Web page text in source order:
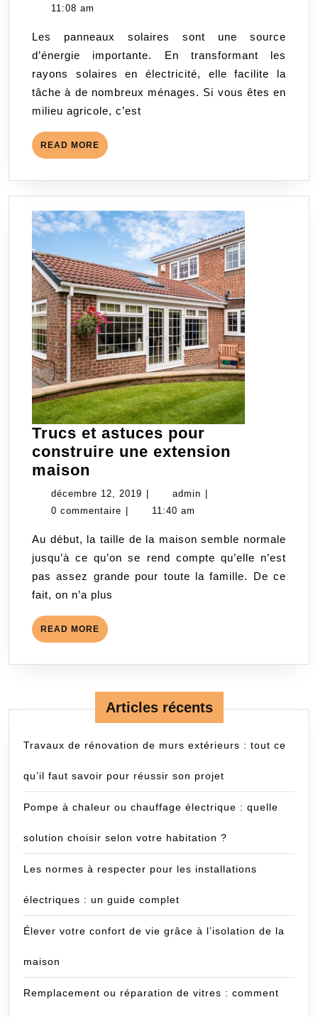
des
panneaux
solaires
en
milieu
agricole
11:08 am
Les panneaux solaires sont une source
d’énergie importante. En transformant les
rayons solaires en électricité, elle facilite la
tâche à de nombreux ménages. Si vous êtes en
milieu agricole, c’est
READ MORE READ
MORE
Trucs et astuces pour
construire une extension
maison
et
astuces
construire
une
extension
maison
décembre 12, 2019 décembre
12,
admin admin
0 commentaire
11:40 am
Au début, la taille de la maison semble normale
jusqu’à ce qu’on se rend compte qu’elle n’est
pas assez grande pour toute la famille. De ce
fait, on n’a plus
READ MORE READ
MORE
Articles récents
Travaux de rénovation de murs extérieurs : tout ce
qu’il faut savoir pour réussir son projet
Pompe à chaleur ou chauffage électrique : quelle
solution choisir selon votre habitation ?
Les normes à respecter pour les installations
électriques : un guide complet
Élever votre confort de vie grâce à l’isolation de la
maison
Remplacement ou réparation de vitres : comment